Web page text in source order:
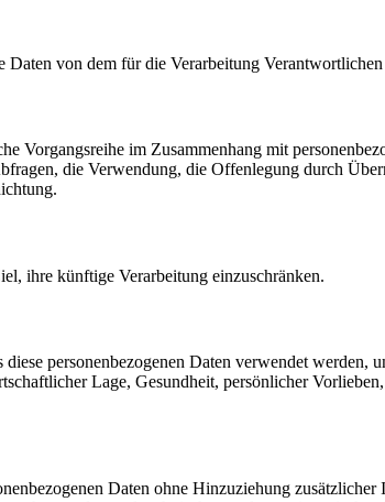
von dem für die Verarbeitung
Vorgangsreihe im Zusammenhang mit
die Verwendung, die Offenlegung durch
ihre künftige Verarbeitung einzuschränken.
personenbezogenen Daten verwendet werden,
Lage, Gesundheit, persönlicher
Daten ohne Hinzuziehung